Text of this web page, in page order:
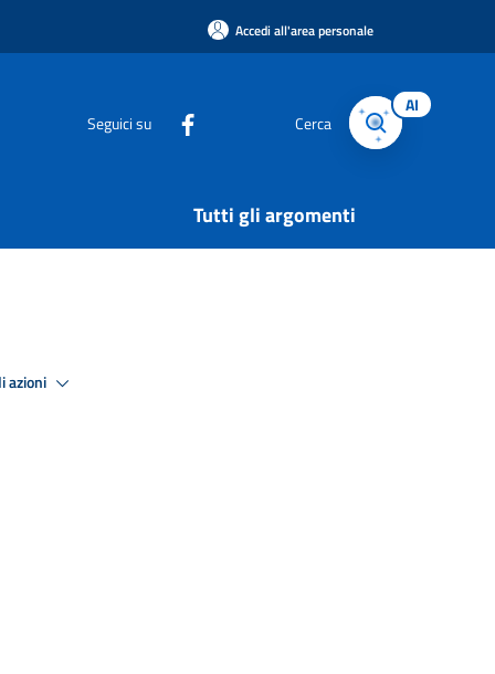
Accedi all'area personale
Seguici su Cerca
AI
Tutti gli argomenti
azioni